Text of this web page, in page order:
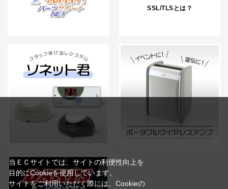
SSL/TLSとは？
当ＥＣサイトでは、サイトの利便性向上を
目的にCookieを使用しています。
サイトをご利用いただく際には、Cookieの